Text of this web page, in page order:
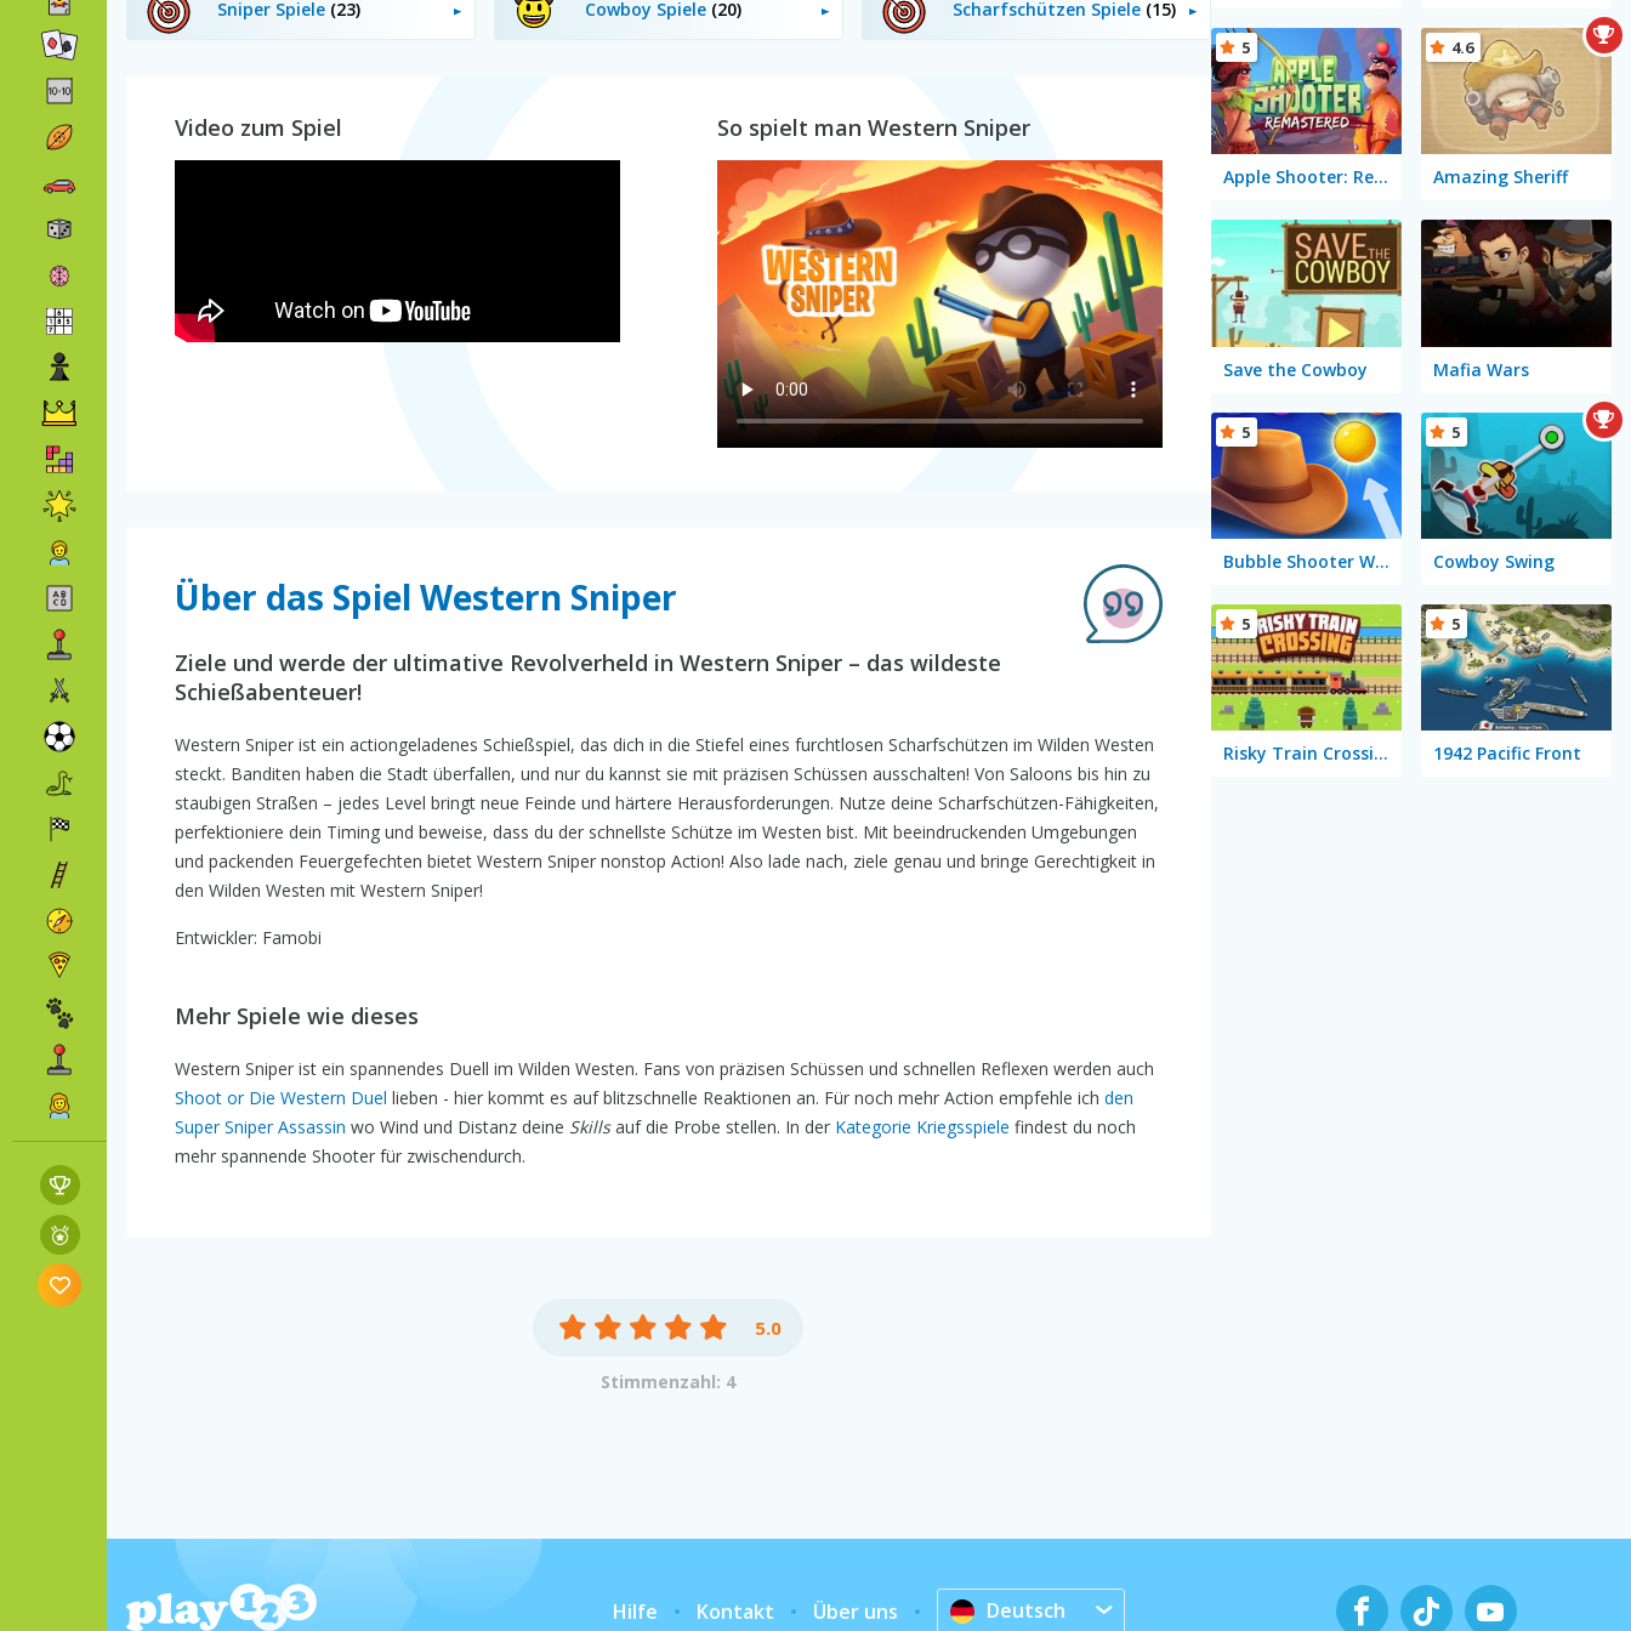
Sniper Spiele (23) Cowboy Spiele (20) Scharfschützen Spiele (15)
Video zum Spiel So spielt man Western Sniper
Über das Spiel Western Sniper
Ziele und werde der ultimative Revolverheld in Western Sniper – das wildeste
Schießabenteuer!
Western Sniper ist ein actiongeladenes Schießspiel, das dich in die Stiefel eines furchtlosen Scharfschützen im Wilden Westen
steckt. Banditen haben die Stadt überfallen, und nur du kannst sie mit präzisen Schüssen ausschalten! Von Saloons bis hin zu
staubigen Straßen – jedes Level bringt neue Feinde und härtere Herausforderungen. Nutze deine Scharfschützen-Fähigkeiten,
perfektioniere dein Timing und beweise, dass du der schnellste Schütze im Westen bist. Mit beeindruckenden Umgebungen
und packenden Feuergefechten bietet Western Sniper nonstop Action! Also lade nach, ziele genau und bringe Gerechtigkeit in
den Wilden Westen mit Western Sniper!
Entwickler: Famobi
Mehr Spiele wie dieses
Western Sniper ist ein spannendes Duell im Wilden Westen. Fans von präzisen Schüssen und schnellen Reflexen werden auch
Shoot or Die Western Duel lieben - hier kommt es auf blitzschnelle Reaktionen an. Für noch mehr Action empfehle ich den
Super Sniper Assassin wo Wind und Distanz deine Skillsauf die Probe stellen. In der Kategorie Kriegsspiele findest du noch
mehr spannende Shooter für zwischendurch.
5.0
Stimmenzahl: 4
Apple Shooter: Remastered
5
Amazing Sheriff
4.6
Save the Cowboy Mafia Wars
Bubble Shooter Wild West
5
Cowboy Swing
5
Risky Train Crossing
5
1942 Pacific Front
5
Hilfe Kontakt Über uns Deutsch